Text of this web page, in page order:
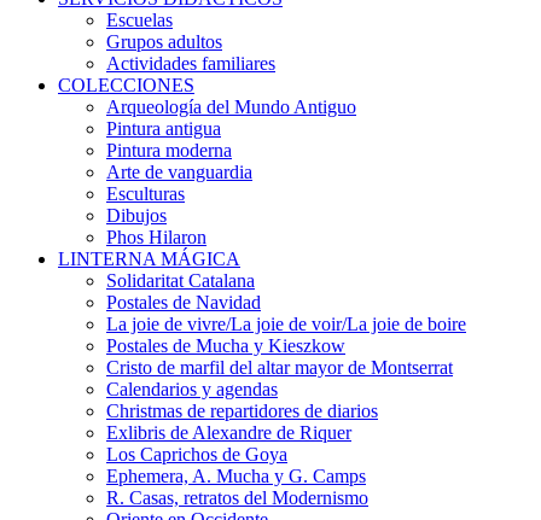
Escuelas
Grupos adultos
Actividades familiares
COLECCIONES
Arqueología del Mundo Antiguo
Pintura antigua
Pintura moderna
Arte de vanguardia
Esculturas
Dibujos
Phos Hilaron
LINTERNA MÁGICA
Solidaritat Catalana
Postales de Navidad
La joie de vivre/La joie de voir/La joie de boire
Postales de Mucha y Kieszkow
Cristo de marfil del altar mayor de Montserrat
Calendarios y agendas
Christmas de repartidores de diarios
Exlibris de Alexandre de Riquer
Los Caprichos de Goya
Ephemera, A. Mucha y G. Camps
R. Casas, retratos del Modernismo